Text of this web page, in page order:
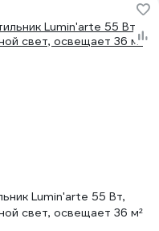
Lumin'arte 55 Вт,
свет, освещает 36 м²